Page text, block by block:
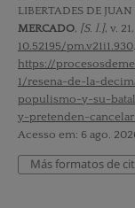
LIBERTADES DE JUAN
MERCADO, [S. l.], v.
10.52195/pm.v21i1.930
https://
1/resena-de-la-
populismo-y-su-
y-pretenden-
Acesso em: 6 ago.
Más formatos de